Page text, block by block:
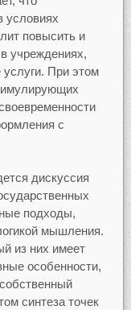
условиях
повысить и
учреждениях,
При этом
с
дискуссия
подходы,
мышления.
из них имеет
особенности,
синтеза точек